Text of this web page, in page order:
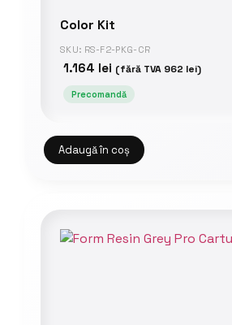
Color Kit
SKU: RS-F2-PKG-CR
1.164 lei (fără TVA 962 lei)
Precomandă
Adaugă în coș